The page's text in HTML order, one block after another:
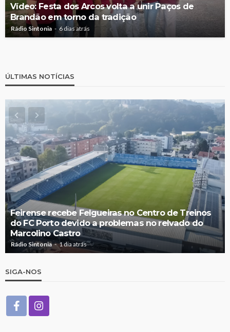
Vídeo: Festa dos Arcos volta a unir Paços de
Brandão em torno da tradição
Rádio Sintonia 6 dias atrás
ÚLTIMAS NOTÍCIAS
Feirense recebe Felgueiras no Centro de Treinos
do FC Porto devido a problemas no relvado do
Marcolino Castro
Rádio Sintonia 1 dia atrás
SIGA-NOS